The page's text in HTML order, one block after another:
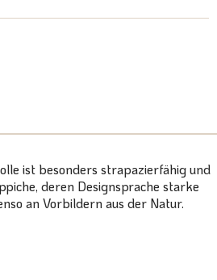
ist besonders strapazierfähig und
deren Designsprache starke
an Vorbildern aus der Natur.